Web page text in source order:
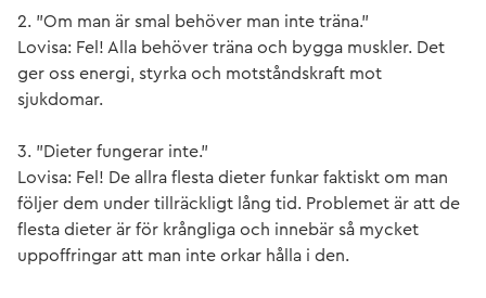
2. ”Om man är smal behöver man inte träna.”
Lovisa: Fel! Alla behöver träna och bygga muskler. Det
ger oss energi, styrka och motståndskraft mot
sjukdomar.
3. ”Dieter fungerar inte.”
Lovisa: Fel! De allra flesta dieter funkar faktiskt om man
följer dem under tillräckligt lång tid. Problemet är att de
flesta dieter är för krångliga och innebär så mycket
uppoffringar att man inte orkar hålla i den.